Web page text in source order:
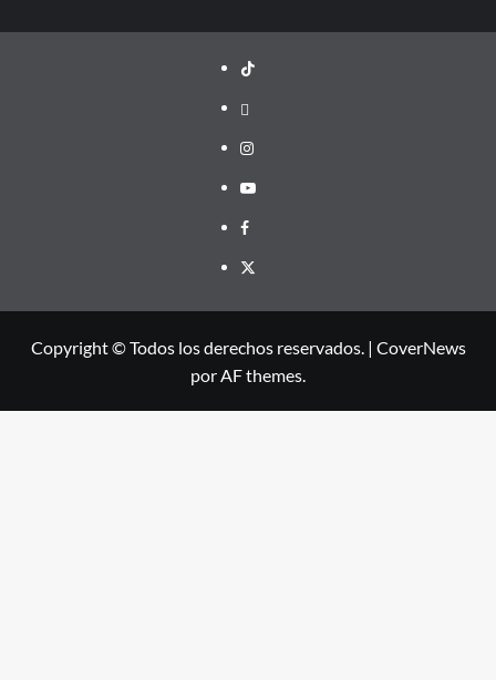
TikTok
threads
Instagram
Youtube
Facebook
X
Copyright © Todos los derechos reservados. | CoverNews
por AF themes.